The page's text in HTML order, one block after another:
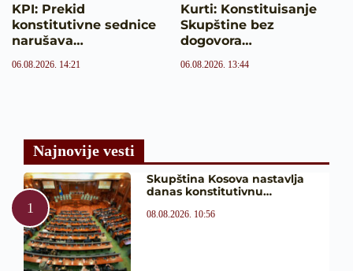
KPI: Prekid
konstitutivne sednice
narušava…
06.08.2026. 14:21
Kurti: Konstituisanje
Skupštine bez
dogovora…
06.08.2026. 13:44
Najnovije vesti
Skupština Kosova nastavlja
danas konstitutivnu…
08.08.2026. 10:56